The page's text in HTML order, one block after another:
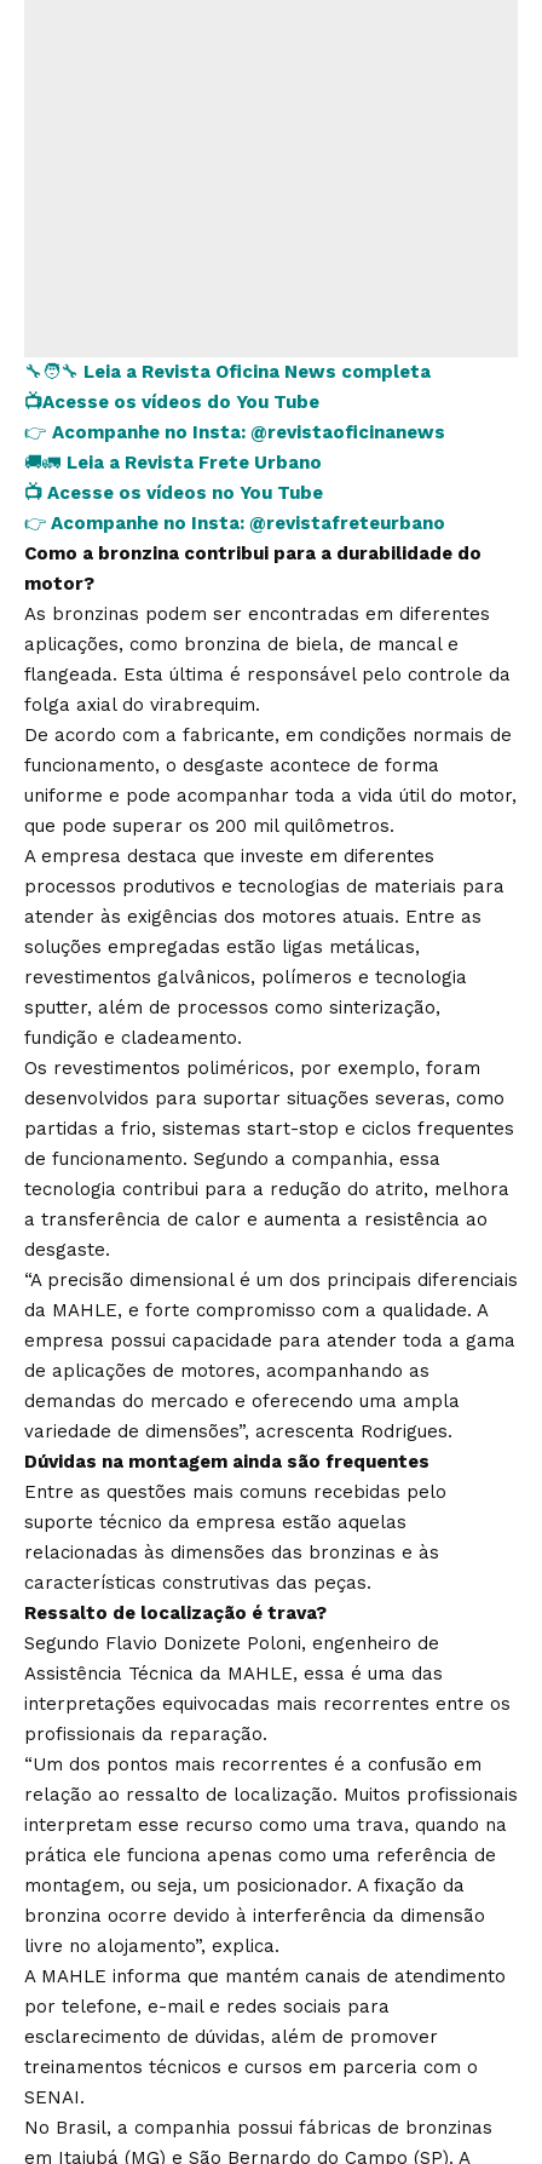
🔧🧑‍🔧 Leia a Revista Oficina News completa
📺Acesse os vídeos do You Tube
👉 Acompanhe no Insta: @revistaoficinanews
🚚🚛 Leia a Revista Frete Urbano
📺 Acesse os vídeos no You Tube
👉 Acompanhe no Insta: @revistafreteurbano
Como a bronzina contribui para a durabilidade do
motor?
As bronzinas podem ser encontradas em diferentes
aplicações, como bronzina de biela, de mancal e
flangeada. Esta última é responsável pelo controle da
folga axial do virabrequim.
De acordo com a fabricante, em condições normais de
funcionamento, o desgaste acontece de forma
uniforme e pode acompanhar toda a vida útil do motor,
que pode superar os 200 mil quilômetros.
A empresa destaca que investe em diferentes
processos produtivos e tecnologias de materiais para
atender às exigências dos motores atuais. Entre as
soluções empregadas estão ligas metálicas,
revestimentos galvânicos, polímeros e tecnologia
sputter, além de processos como sinterização,
fundição e cladeamento.
Os revestimentos poliméricos, por exemplo, foram
desenvolvidos para suportar situações severas, como
partidas a frio, sistemas start-stop e ciclos frequentes
de funcionamento. Segundo a companhia, essa
tecnologia contribui para a redução do atrito, melhora
a transferência de calor e aumenta a resistência ao
desgaste.
“A precisão dimensional é um dos principais diferenciais
da MAHLE, e forte compromisso com a qualidade. A
empresa possui capacidade para atender toda a gama
de aplicações de motores, acompanhando as
demandas do mercado e oferecendo uma ampla
variedade de dimensões”, acrescenta Rodrigues.
Dúvidas na montagem ainda são frequentes
Entre as questões mais comuns recebidas pelo
suporte técnico da empresa estão aquelas
relacionadas às dimensões das bronzinas e às
características construtivas das peças.
Ressalto de localização é trava?
Segundo Flavio Donizete Poloni, engenheiro de
Assistência Técnica da MAHLE, essa é uma das
interpretações equivocadas mais recorrentes entre os
profissionais da reparação.
“Um dos pontos mais recorrentes é a confusão em
relação ao ressalto de localização. Muitos profissionais
interpretam esse recurso como uma trava, quando na
prática ele funciona apenas como uma referência de
montagem, ou seja, um posicionador. A fixação da
bronzina ocorre devido à interferência da dimensão
livre no alojamento”, explica.
A MAHLE informa que mantém canais de atendimento
por telefone, e-mail e redes sociais para
esclarecimento de dúvidas, além de promover
treinamentos técnicos e cursos em parceria com o
SENAI.
No Brasil, a companhia possui fábricas de bronzinas
em Itajubá (MG) e São Bernardo do Campo (SP). A